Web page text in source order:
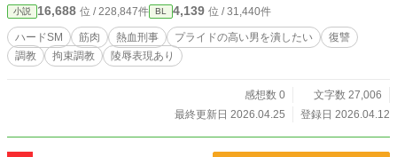
冷やされた筋肉質の肌にタバコの火が押し付けられる。 武藤
猛の逞しい胸板と腹筋が、容赦なく焼かれていく——。 正義
は、果たしてどこまで耐えられるのか。 容赦ない心理的屈辱
と肉体への凌辱 熱血漢の男が堕ちていく、ハードで耽美な復
小説 16,688 位 / 228,847件 BL 4,139 位 / 31,440件
ハードSM 筋肉 熱血刑事 プライドの高い男を潰したい
復讐
調教
拘束調教 陵辱表現あり
感想数 0
文字数 27,006
最終更新日 2026.04.25
登録日 2026.04.12